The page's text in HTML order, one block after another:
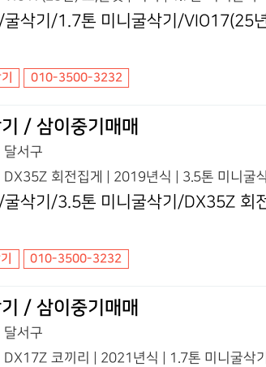
굴삭기/1.7톤 미니굴삭기/VIO17(25
010-3500-3232
/ 삼이중기매매
달서구
DX35Z 회전집게 | 2019년식 | 3.5톤 미니굴삭
굴삭기/3.5톤 미니굴삭기/DX35Z 회
010-3500-3232
/ 삼이중기매매
달서구
DX17Z 코끼리 | 2021년식 | 1.7톤 미니굴삭기